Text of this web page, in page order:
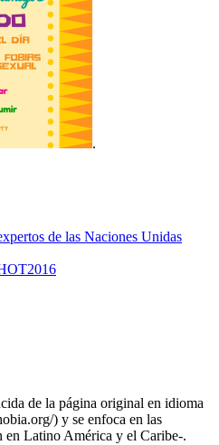
.
de las Naciones Unidas
de la página original en idioma
) y se enfoca en las
en Latino América y el Caribe-.